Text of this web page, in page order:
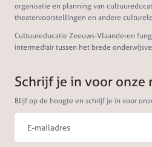
organisatie en planning van
theatervoorstellingen en andere
Cultuureducatie Zeeuws-Vlaanderen
intermediair tussen het brede
Schrijf je in voor onze
Blijf op de hoogte en schrijf je in voor